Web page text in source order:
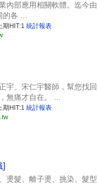
內部應用相關軟體。迄今由
的各 ...
期HIT:1 統計報表
宇、宋仁宇醫師，幫您找回
無痛才自在。 ...
期HIT:1 統計報表
]
燙髮、離子燙、挑染、髮型